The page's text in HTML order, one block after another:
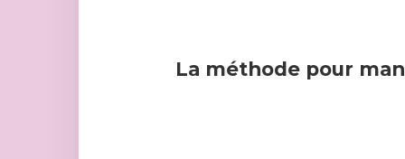
La méthode pour